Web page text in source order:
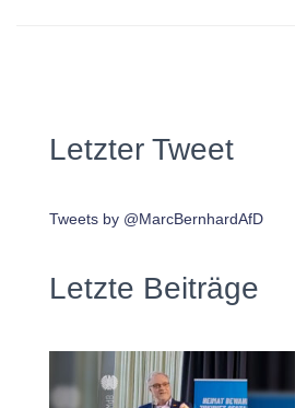
Letzter Tweet
Tweets by @MarcBernhardAfD
Letzte Beiträge